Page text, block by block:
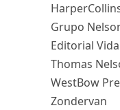
Grupo
Editorial Vida
Thomas
WestBow
Zondervan